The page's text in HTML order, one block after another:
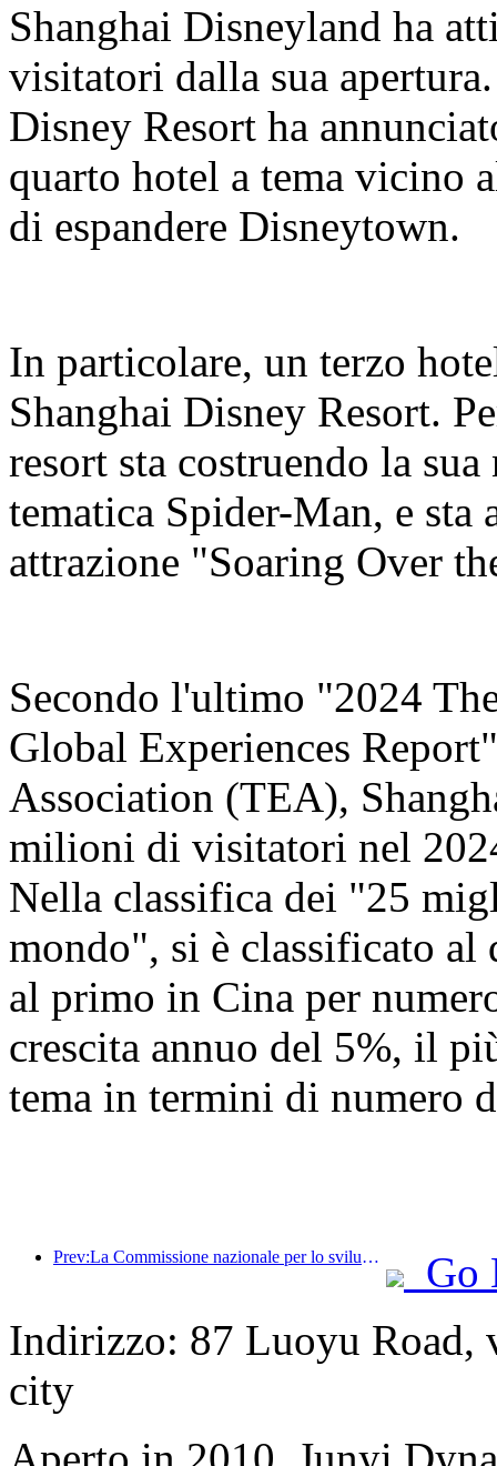
Shanghai Disneyland ha
visitatori dalla sua
Disney Resort ha
quarto hotel a tema vicino
di espandere Disneytown.
In particolare, un terzo
Shanghai Disney Resort.
resort sta costruendo la
tematica Spider-Man, e sta
attrazione "Soaring Over
Secondo l'ultimo "2024
Global Experiences
Association (TEA),
milioni di visitatori nel
Nella classifica dei "25
mondo", si è classificato
al primo in Cina per
crescita annuo del 5%, il
tema in termini di numero
Prev:La Commissione nazionale per lo sviluppo e la riforma ha pubblicato il primo lotto di 49 destinazioni sportive all'aperto di alta qualità
Go
Indirizzo: 87 Luoyu Road,
city